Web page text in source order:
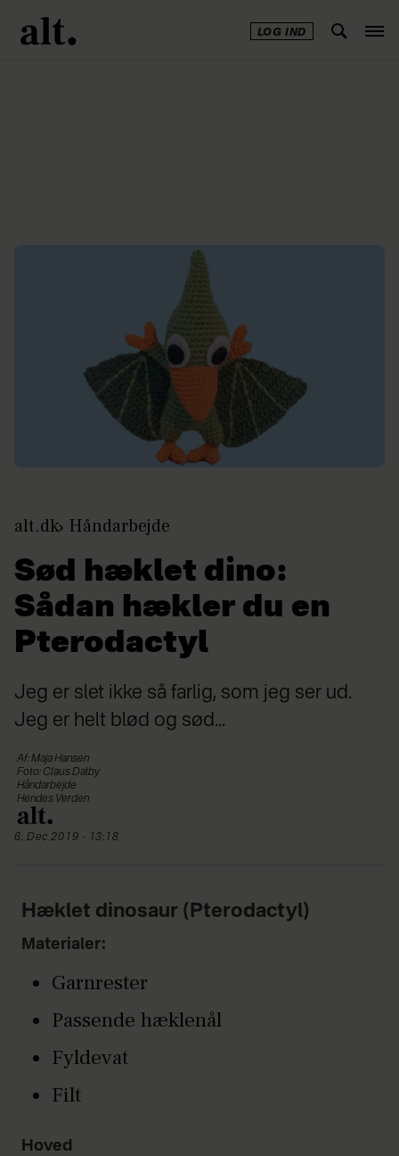
LOG IND
alt.dk Håndarbejde
Sød hæklet dino:
Sådan hækler du en
Pterodactyl
Jeg er slet ikke så farlig, som jeg ser ud.
Jeg er helt blød og sød...
Af: Maja Hansen
Foto: Claus Dalby
Håndarbejde
Hendes Verden
6. Dec 2019 - 13:18
Hæklet dinosaur (Pterodactyl)
Materialer:
Garnrester
Passende hæklenål
Fyldevat
Filt
Hoved